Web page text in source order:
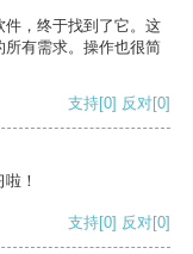
，终于找到了它。这
有需求。操作也很简
支持[0] 反对[0]
！
支持[0] 反对[0]